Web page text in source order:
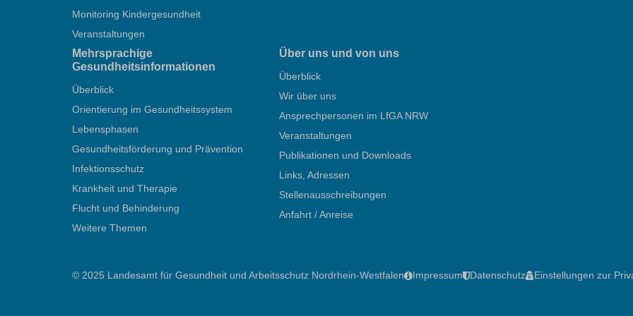
Monitoring Kindergesundheit
Veranstaltungen
Mehrsprachige
Gesundheitsinformationen
Überblick
Orientierung im Gesundheitssystem
Lebensphasen
Gesundheitsförderung und Prävention
Infektionsschutz
Krankheit und Therapie
Flucht und Behinderung
Weitere Themen
Über uns und von uns
Überblick
Wir über uns
Ansprechpersonen im LfGA NRW
Veranstaltungen
Publikationen und Downloads
Links, Adressen
Stellenausschreibungen
Anfahrt / Anreise
© 2025 Landesamt für Gesundheit und Arbeitsschutz Nordrhein-Westfalen Impressum Datenschutz Einstellungen zur